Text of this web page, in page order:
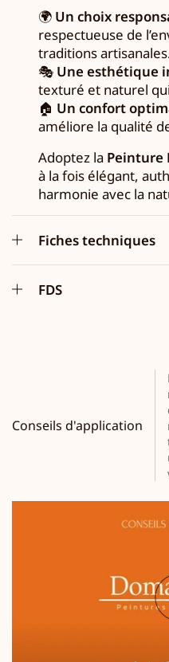
🌍 Un choix
respectueuse de
traditions
🎭 Une esthétique
texturé et naturel
🏠 Un confort
améliore la qualité
Adoptez la Peinture
à la fois élégant,
harmonie avec la
Fiches techniques
FDS
Conseils d'application